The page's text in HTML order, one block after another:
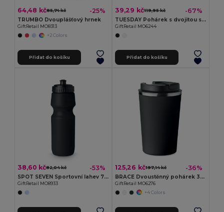
64,48 kč85,74 kč -25%
TRUMBO Dvouplášťový hrnek
GiftRetail MO8313
+2 Colors
Přidat do košíku
39,29 kč119,95 kč -67%
TUESDAY Pohárek s dvojitou stěnou
GiftRetail MO6244
Přidat do košíku
38,60 kč82,04 kč -53%
SPOT SEVEN Sportovní lahev 700 ml
GiftRetail MO8933
125,26 kč197,14 kč -36%
BRACE Dvoustěnný pohárek 350 ml
GiftRetail MO6276
+4 Colors